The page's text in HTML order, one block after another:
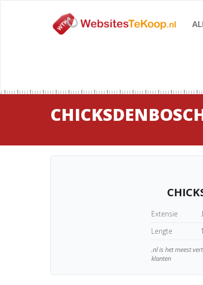
Extensie
Lengte
.nl is het meest
klanten